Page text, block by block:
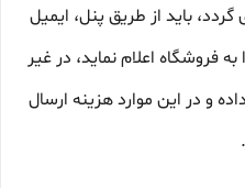
باید از طریق پنل، ایمیل
فروشگاه اعلام نماید، در غیر
و در این موارد هزینه ارسال